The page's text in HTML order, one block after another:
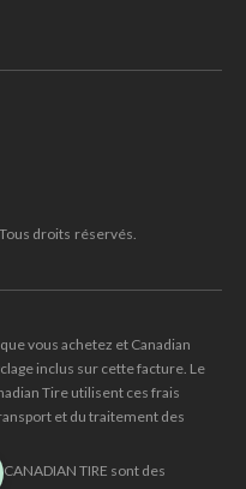
droits réservés.
vous achetez et Canadian
inclus sur cette facture. Le
Tire utilisent ces frais
et du traitement des
TIRE sont des